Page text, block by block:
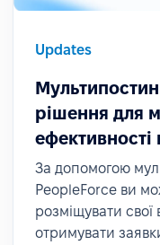
Updates
рішення для
За допомогою
PeopleForce ви
розміщувати свої
отримувати